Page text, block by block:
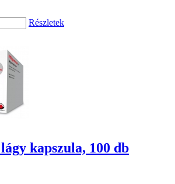
Részletek
kapszula, 100 db